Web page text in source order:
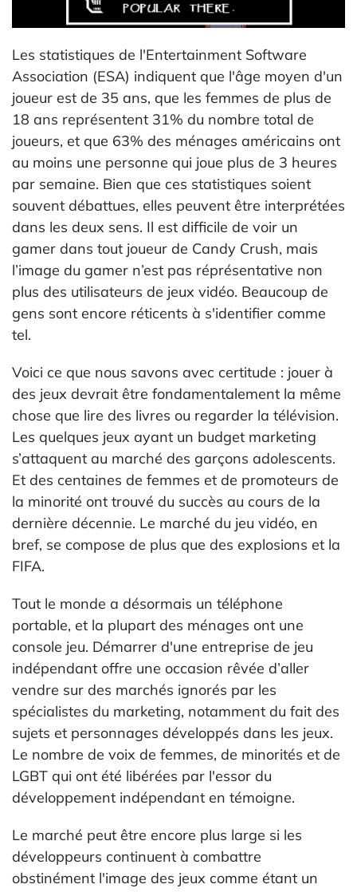
Les statistiques de l'Entertainment Software
Association (ESA) indiquent que l'âge moyen d'un
joueur est de 35 ans, que les femmes de plus de
18 ans représentent 31% du nombre total de
joueurs, et que 63% des ménages américains ont
au moins une personne qui joue plus de 3 heures
par semaine. Bien que ces statistiques soient
souvent débattues, elles peuvent être interprétées
dans les deux sens. Il est difficile de voir un
gamer dans tout joueur de Candy Crush, mais
l’image du gamer n’est pas réprésentative non
plus des utilisateurs de jeux vidéo. Beaucoup de
gens sont encore réticents à s'identifier comme
tel.
Voici ce que nous savons avec certitude : jouer à
des jeux devrait être fondamentalement la même
chose que lire des livres ou regarder la télévision.
Les quelques jeux ayant un budget marketing
s’attaquent au marché des garçons adolescents.
Et des centaines de femmes et de promoteurs de
la minorité ont trouvé du succès au cours de la
dernière décennie. Le marché du jeu vidéo, en
bref, se compose de plus que des explosions et la
FIFA.
Tout le monde a désormais un téléphone
portable, et la plupart des ménages ont une
console jeu. Démarrer d'une entreprise de jeu
indépendant offre une occasion rêvée d’aller
vendre sur des marchés ignorés par les
spécialistes du marketing, notamment du fait des
sujets et personnages développés dans les jeux.
Le nombre de voix de femmes, de minorités et de
LGBT qui ont été libérées par l'essor du
développement indépendant en témoigne.
Le marché peut être encore plus large si les
développeurs continuent à combattre
obstinément l'image des jeux comme étant un